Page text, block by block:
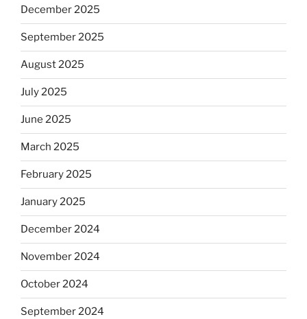
December 2025
September 2025
August 2025
July 2025
June 2025
March 2025
February 2025
January 2025
December 2024
November 2024
October 2024
September 2024